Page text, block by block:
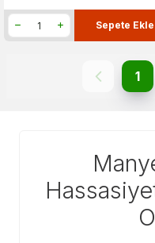
Sepete Ekle
1